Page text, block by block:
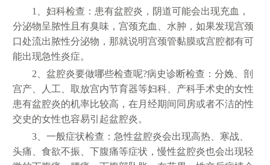
1、妇科检查：患有盆腔炎，阴道可能会出现充血，
分泌物呈脓性且有臭味，宫颈充血、水肿，如果发现宫颈
口处流出脓性分泌物，那就说明宫颈管黏膜或宫腔都有可
能出现急性炎症。
2、盆腔炎要做哪些检查呢?病史诊断检查：分娩、剖
宫产、人工、取放宫内节育器等妇科、产科手术史的女性
患有盆腔炎的机率比较高，在月经期间同房或者不洁的性
交史的女性也容易引起盆腔炎。
3、一般症状检查：急性盆腔炎会出现高热、寒战、
头痛、食欲不振、下腹痛等症状，慢性盆腔炎也会出现轻